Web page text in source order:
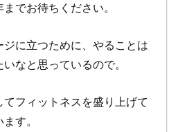
でお待ちください。
に立つために、やることは
なと思っているので。
フィットネスを盛り上げて
す。